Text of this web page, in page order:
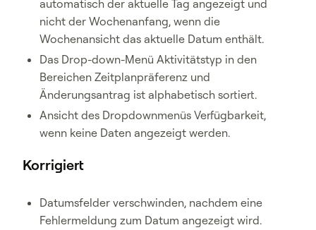
automatisch der aktuelle Tag angezeigt und
nicht der Wochenanfang, wenn die
Wochenansicht das aktuelle Datum enthält.
Das Drop-down-Menü Aktivitätstyp in den
Bereichen Zeitplanpräferenz und
Änderungsantrag ist alphabetisch sortiert.
Ansicht des Dropdownmenüs Verfügbarkeit,
wenn keine Daten angezeigt werden.
Korrigiert
Datumsfelder verschwinden, nachdem eine
Fehlermeldung zum Datum angezeigt wird.